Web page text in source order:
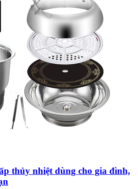
thủy nhiệt dùng cho gia đình,